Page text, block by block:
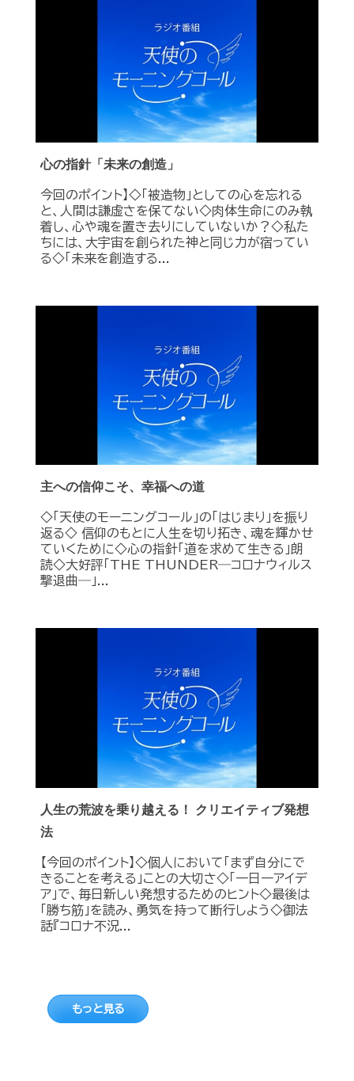
心の指針「未来の創造」
今回のポイント】◇「被造物」としての心を忘れる
と、人間は謙虚さを保てない◇肉体生命にのみ執
着し、心や魂を置き去りにしていないか？◇私た
ちには、大宇宙を創られた神と同じ力が宿ってい
る◇「未来を創造する...
主への信仰こそ、幸福への道
◇「天使のモーニングコール」の「はじまり」を振り
返る◇ 信仰のもとに人生を切り拓き、魂を輝かせ
ていくために◇心の指針「道を求めて生きる」朗
読◇大好評「THE THUNDER―コロナウィルス
撃退曲―」...
人生の荒波を乗り越える！ クリエイティブ発想
法
【今回のポイント】◇個人において「まず自分にで
きることを考える」ことの大切さ◇「一日一アイデ
ア」で、毎日新しい発想するためのヒント◇最後は
「勝ち筋」を読み、勇気を持って断行しよう◇御法
話『コロナ不況...
もっと見る